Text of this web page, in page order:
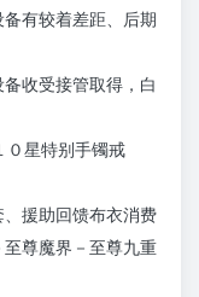
有较着差距、后期
收受接管取得，白
０星特别手镯戒
援助回馈布衣消费
尊魔界－至尊九重